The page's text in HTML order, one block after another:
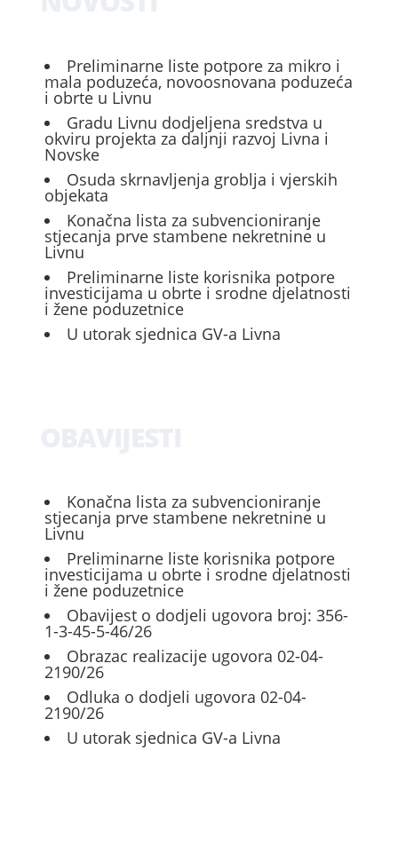
Preliminarne liste potpore za mikro i
mala poduzeća, novoosnovana poduzeća
i obrte u Livnu
Gradu Livnu dodjeljena sredstva u
okviru projekta za daljnji razvoj Livna i
Novske
Osuda skrnavljenja groblja i vjerskih
objekata
Konačna lista za subvencioniranje
stjecanja prve stambene nekretnine u
Livnu
Preliminarne liste korisnika potpore
investicijama u obrte i srodne djelatnosti
i žene poduzetnice
U utorak sjednica GV-a Livna
Konačna lista za subvencioniranje
stjecanja prve stambene nekretnine u
Livnu
Preliminarne liste korisnika potpore
investicijama u obrte i srodne djelatnosti
i žene poduzetnice
Obavijest o dodjeli ugovora broj: 356-
1-3-45-5-46/26
Obrazac realizacije ugovora 02-04-
2190/26
Odluka o dodjeli ugovora 02-04-
2190/26
U utorak sjednica GV-a Livna